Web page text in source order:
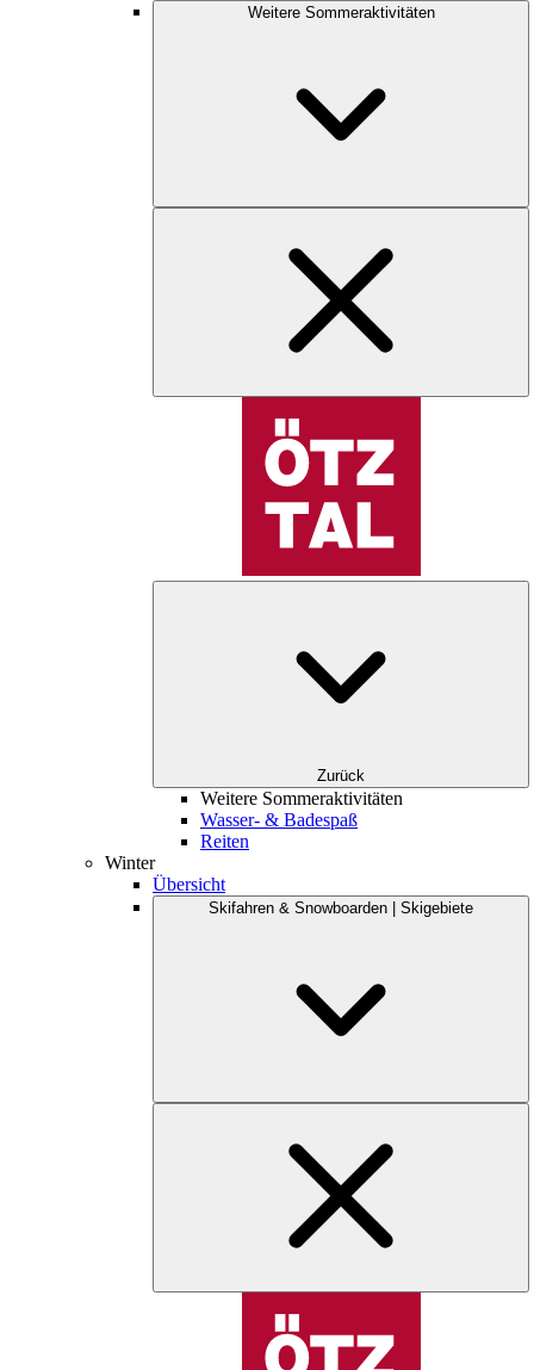
Weitere Sommeraktivitäten
Zurück
Weitere Sommeraktivitäten
Wasser- & Badespaß
Reiten
Winter
Übersicht
Skifahren & Snowboarden | Skigebiete